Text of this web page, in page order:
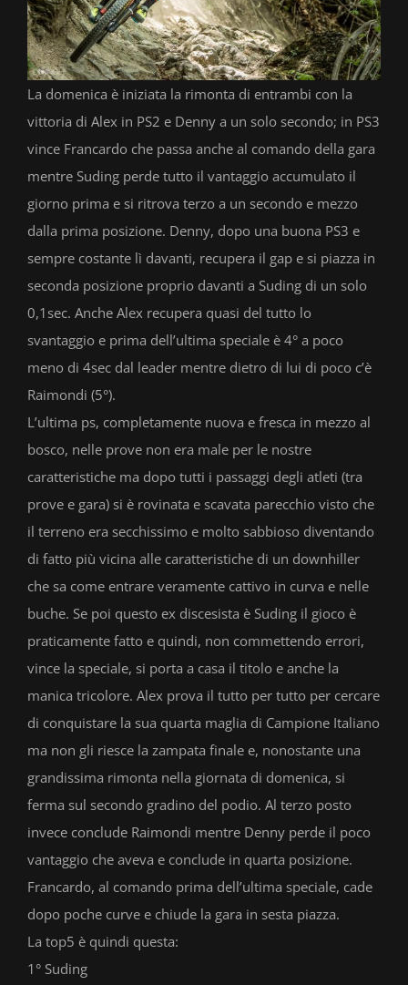
La domenica è iniziata la rimonta di entrambi con la
vittoria di Alex in PS2 e Denny a un solo secondo; in PS3
vince Francardo che passa anche al comando della gara
mentre Suding perde tutto il vantaggio accumulato il
giorno prima e si ritrova terzo a un secondo e mezzo
dalla prima posizione. Denny, dopo una buona PS3 e
sempre costante lì davanti, recupera il gap e si piazza in
seconda posizione proprio davanti a Suding di un solo
0,1sec. Anche Alex recupera quasi del tutto lo
svantaggio e prima dell’ultima speciale è 4° a poco
meno di 4sec dal leader mentre dietro di lui di poco c’è
Raimondi (5°).
L’ultima ps, completamente nuova e fresca in mezzo al
bosco, nelle prove non era male per le nostre
caratteristiche ma dopo tutti i passaggi degli atleti (tra
prove e gara) si è rovinata e scavata parecchio visto che
il terreno era secchissimo e molto sabbioso diventando
di fatto più vicina alle caratteristiche di un downhiller
che sa come entrare veramente cattivo in curva e nelle
buche. Se poi questo ex discesista è Suding il gioco è
praticamente fatto e quindi, non commettendo errori,
vince la speciale, si porta a casa il titolo e anche la
manica tricolore. Alex prova il tutto per tutto per cercare
di conquistare la sua quarta maglia di Campione Italiano
ma non gli riesce la zampata finale e, nonostante una
grandissima rimonta nella giornata di domenica, si
ferma sul secondo gradino del podio. Al terzo posto
invece conclude Raimondi mentre Denny perde il poco
vantaggio che aveva e conclude in quarta posizione.
Francardo, al comando prima dell’ultima speciale, cade
dopo poche curve e chiude la gara in sesta piazza.
La top5 è quindi questa:
1° Suding